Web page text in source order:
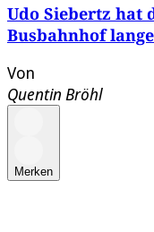
Udo Siebertz hat
Busbahnhof
Von
Quentin Bröhl
Merken